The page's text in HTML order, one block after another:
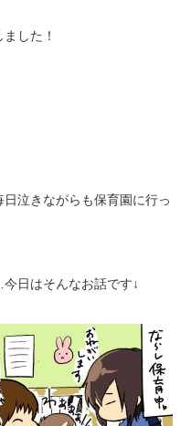
した！
泣きながらも保育園に行っ
今日はそんなお話です↓